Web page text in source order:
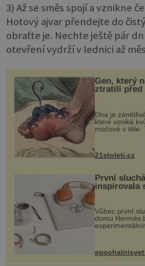
3) Až se směs spojí a vznikne
Hotový ajvar přendejte do
obraťte je. Nechte ještě pár
otevření vydrží v lednici až
Gen, který
ztratili před
mohl
„nemoci
Dna je
které vzniká
močové v těle.
nohou, a
21stoleti.cz
První
inspirovala
Vůbec první
domu Hermès
kovový...